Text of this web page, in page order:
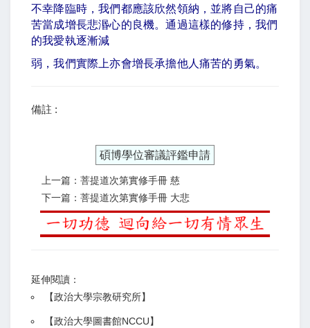
不幸降臨時，我們都應該欣然領納，並將自己的痛
苦當成增長悲湣心的良機。通過這樣的修持，我們
的我愛執逐漸減
弱，我們實際上亦會增長承擔他人痛苦的勇氣。
備註 :
碩博學位審議評鑑申請
上一篇：菩提道次第實修手冊 慈
下一篇：菩提道次第實修手冊 大悲
延伸閱讀：
【政治大學宗教研究所】
【政治大學圖書館NCCU】